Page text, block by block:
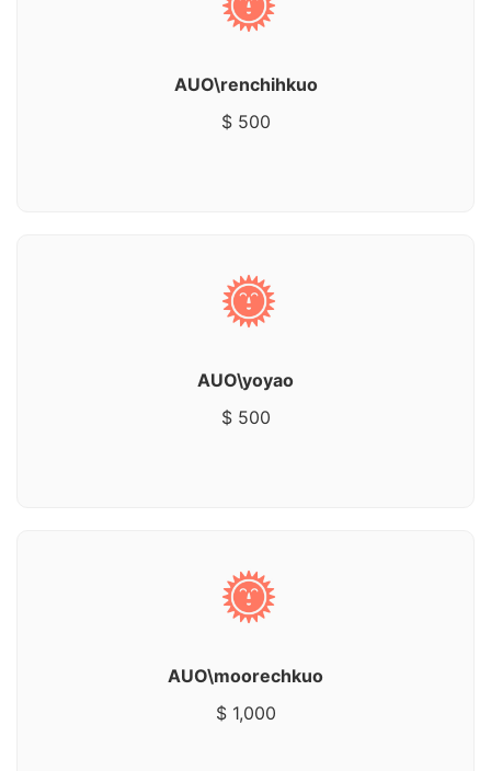
AUO\renchihkuo
$ 500
AUO\yoyao
$ 500
AUO\moorechkuo
$ 1,000